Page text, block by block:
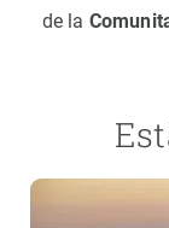
de la